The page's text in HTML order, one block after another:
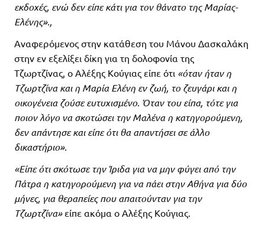
εκδοχές, ενώ δεν είπε κάτι για τον θάνατο της Μαρίας-
Ελένης».,
Αναφερόμενος στην κατάθεση του Μάνου Δασκαλάκη
στην εν εξελίξει δίκη για τη δολοφονία της
Τζωρτζίνας, ο Αλέξης Κούγιας είπε ότι «όταν ήταν η
Τζωρτζίνα και η Μαρία Ελένη εν ζωή, το ζευγάρι και η
οικογένεια ζούσε ευτυχισμένο. Όταν του είπα, τότε για
ποιον λόγο να σκοτώσει την Μαλένα η κατηγορούμενη,
δεν απάντησε και είπε ότι θα απαντήσει σε άλλο
δικαστήριο».
«Είπε ότι σκότωσε την Ίριδα για να μην φύγει από την
Πάτρα η κατηγορούμενη για να πάει στην Αθήνα για δύο
μήνες, για θεραπείες που απαιτούνταν για την
Τζωρτζίνα»είπε ακόμα ο Αλέξης Κούγιας.